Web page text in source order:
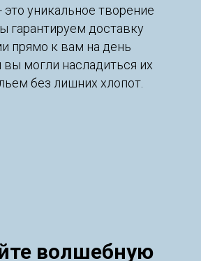
это уникальное творение
гарантируем доставку
прямо к вам на день
могли насладиться их
без лишних хлопот.
волшебную